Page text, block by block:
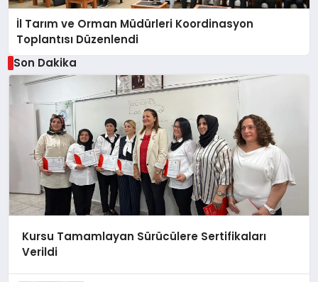
İl Tarım ve Orman Müdürleri Koordinasyon
Toplantısı Düzenlendi
Son Dakika
Kursu Tamamlayan Sürücülere Sertifikaları
Verildi